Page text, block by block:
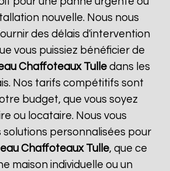
nouvelle. Nous nous
des délais d'intervention
vous puissiez bénéficier de
Chaffoteaux Tulledans les
Nos tarifs compétitifs sont
budget, que vous soyez
ou locataire. Nous vous
personnalisées pour
Chaffoteaux Tulle, que ce
maison individuelle ou un